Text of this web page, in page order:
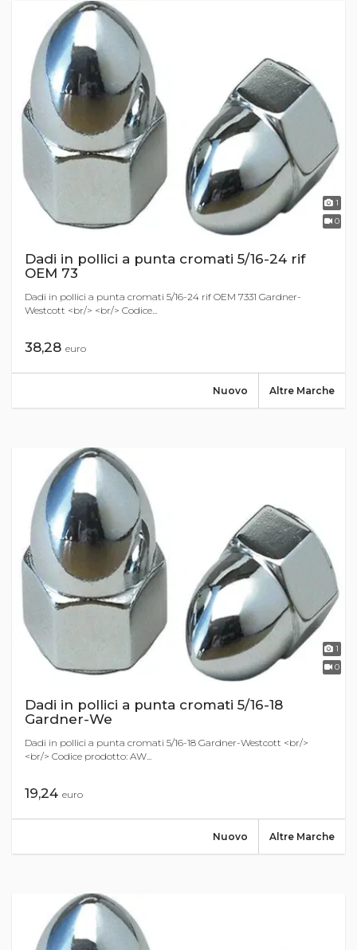
1
0
Dadi in pollici a punta cromati 5/16-24 rif
OEM 73
Dadi in pollici a punta cromati 5/16-24 rif OEM 7331 Gardner-
Westcott <br/> <br/> Codice...
38,28 euro
Altre Marche
Nuovo
1
0
Dadi in pollici a punta cromati 5/16-18
Gardner-We
Dadi in pollici a punta cromati 5/16-18 Gardner-Westcott <br/>
<br/> Codice prodotto: AW...
19,24 euro
Altre Marche
Nuovo